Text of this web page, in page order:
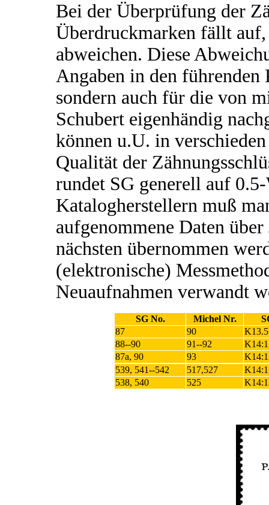
Bei der Überprüfung der
Überdruckmarken fällt auf,
abweichen. Diese
Angaben in den
sondern auch für die von
Schubert eigenhändig
können u.U. in
Qualität der
rundet SG generell auf
Katalogherstellern muß
aufgenommene Daten
nächsten übernommen
(elektronische)
Neuaufnahmen verwandt
SG No. Michel Nr.
87
90
88--90
91--92
87a, 90
93
539, 541--542
517,527
538, 540
525